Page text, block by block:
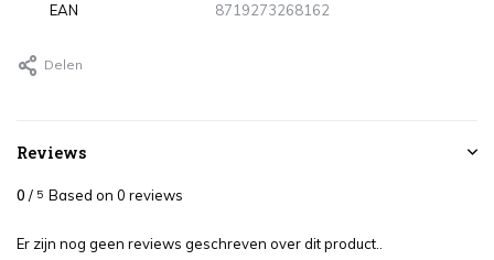
EAN 8719273268162
Delen
Reviews
0 / 5 Based on 0 reviews
Er zijn nog geen reviews geschreven over dit product..